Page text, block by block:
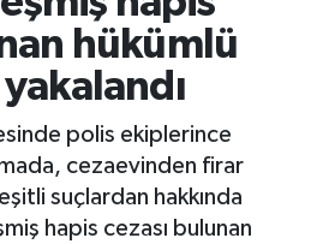
hükümlü
polis ekiplerince
cezaevinden firar
suçlardan hakkında
hapis cezası bulunan